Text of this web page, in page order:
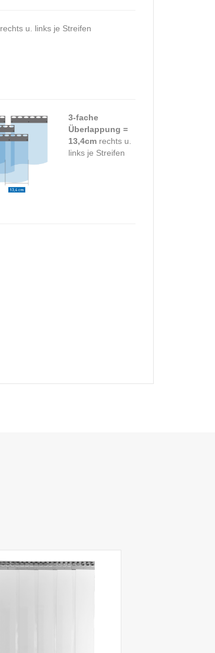
rechts u. links je Streifen
3-fache
Überlappung =
13,4cm rechts u.
links je Streifen